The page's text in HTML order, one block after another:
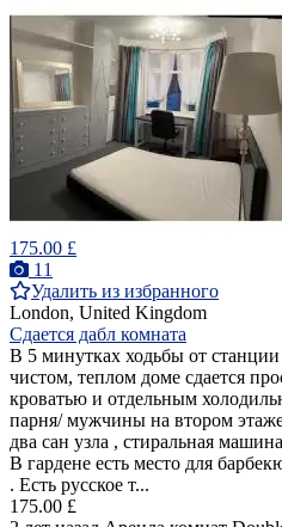
175.00 £
11
Удалить из избранного
London, United Kingdom
Сдается дабл комната
В 5 минутках ходьбы от
чистом, теплом доме сдается
кроватью и отдельным
парня/ мужчины на втором
два сан узла , стиральная
В гардене есть место для
. Есть русское т...
175.00 £